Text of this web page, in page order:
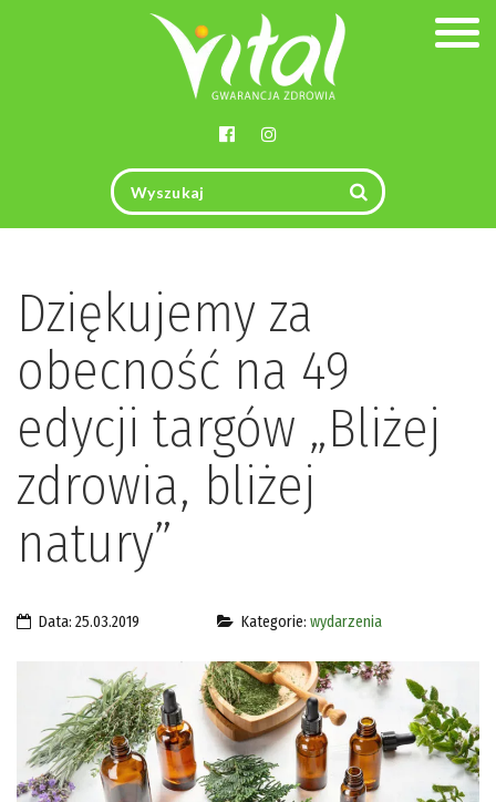
Dziękujemy za
obecność na 49
edycji targów „Bliżej
zdrowia, bliżej
natury”
Data: 25.03.2019 Kategorie: wydarzenia